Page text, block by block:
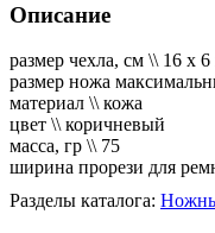
Описание
размер чехла, см \\ 16 х 6
размер ножа
материал \\ кожа
цвет \\ коричневый
масса, гр \\ 75
ширина прорези для
Разделы каталога: